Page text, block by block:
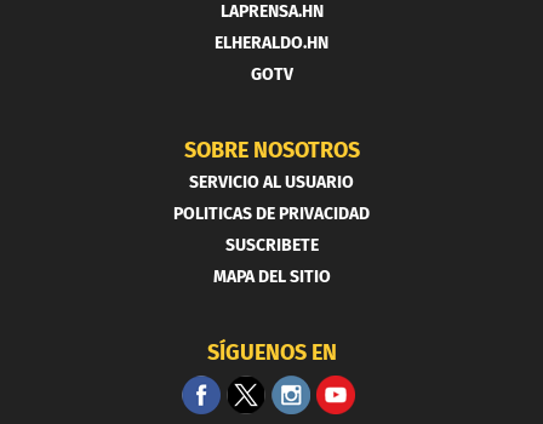
LAPRENSA.HN
ELHERALDO.HN
GOTV
SOBRE NOSOTROS
SERVICIO AL USUARIO
POLITICAS DE PRIVACIDAD
SUSCRIBETE
MAPA DEL SITIO
SÍGUENOS EN